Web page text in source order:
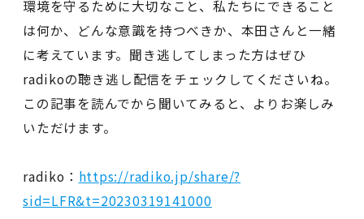
環境を守るために大切なこと、私たちにできること
は何か、どんな意識を持つべきか、本田さんと一緒
に考えています。聞き逃してしまった方はぜひ
radikoの聴き逃し配信をチェックしてくださいね。
この記事を読んでから聞いてみると、よりお楽しみ
いただけます。
radiko： https://radiko.jp/share/?
sid=LFR&t=20230319141000